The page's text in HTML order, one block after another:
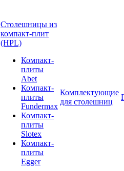
Столешницы из
компакт-плит
(HPL)
Компакт-
плиты
Abet
Компакт-
плиты
Fundermax
Компакт-
плиты
Slotex
Компакт-
плиты
Egger
Комплектующие
для столешниц